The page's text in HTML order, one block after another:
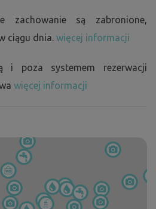
zachowanie są zabronione,
ciągu dnia. więcej informacji
i poza systemem rezerwacji
więcej informacji